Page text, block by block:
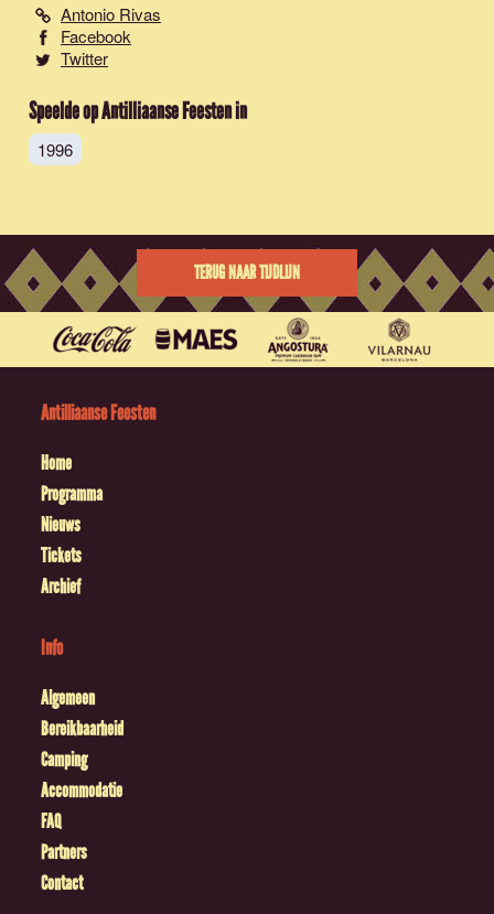
Antonio Rivas
Facebook
Twitter
Speelde op Antilliaanse Feesten in
1996
TERUG NAAR TIJDLIJN
Antilliaanse Feesten
Home
Programma
Nieuws
Tickets
Archief
Info
Algemeen
Bereikbaarheid
Camping
Accommodatie
FAQ
Partners
Contact